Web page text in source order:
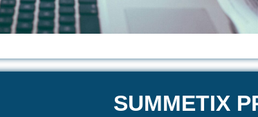
SUMMETIX